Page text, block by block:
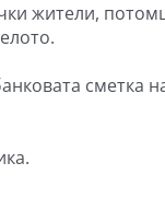
жители,
сметка